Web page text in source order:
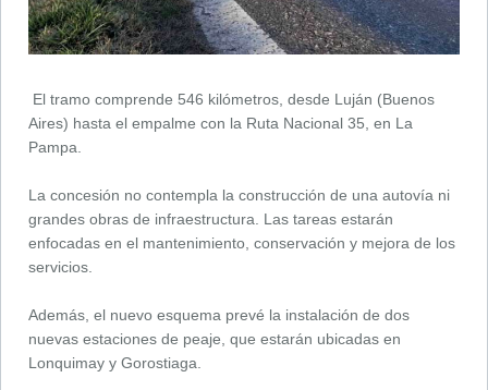
El tramo comprende 546 kilómetros, desde Luján (Buenos
Aires) hasta el empalme con la Ruta Nacional 35, en La
Pampa.
La concesión no contempla la construcción de una autovía ni
grandes obras de infraestructura. Las tareas estarán
enfocadas en el mantenimiento, conservación y mejora de los
servicios.
Además, el nuevo esquema prevé la instalación de dos
nuevas estaciones de peaje, que estarán ubicadas en
Lonquimay y Gorostiaga.